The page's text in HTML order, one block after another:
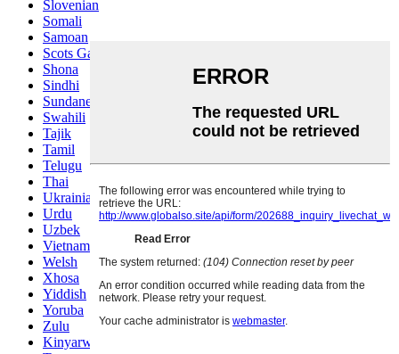
Slovenian
Somali
Samoan
Scots Gaelic
Shona
Sindhi
Sundanese
Swahili
Tajik
Tamil
Telugu
Thai
Ukrainian
Urdu
Uzbek
Vietnamese
Welsh
Xhosa
Yiddish
Yoruba
Zulu
Kinyarwanda